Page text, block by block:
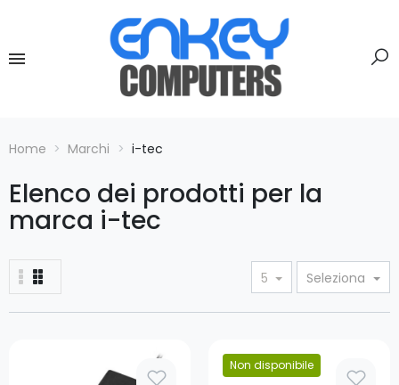
Home Marchi i-tec
Elenco dei prodotti per la
marca i-tec
5 Seleziona
Non disponibile